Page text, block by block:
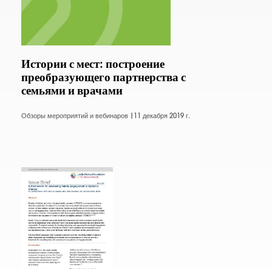
Истории с мест: построение
преобразующего партнерства с
семьями и врачами
Обзоры мероприятий и вебинаров | 11 декабря 2019 г.